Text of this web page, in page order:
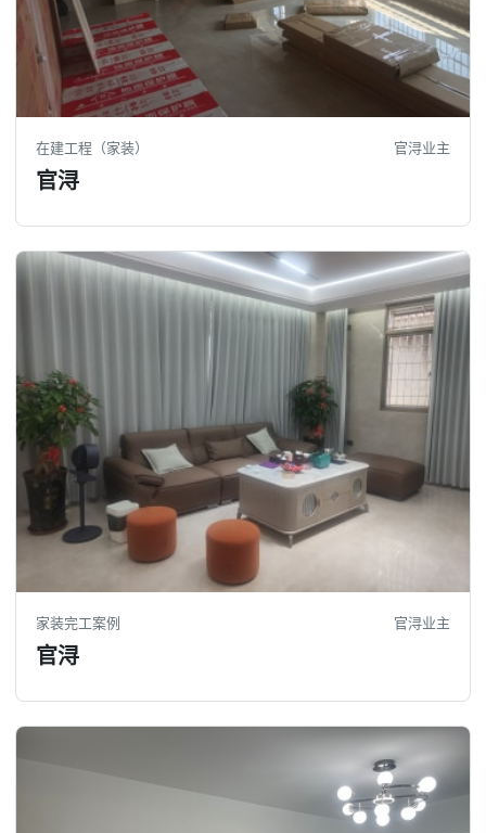
在建工程（家装） 官浔业主
官浔
家装完工案例 官浔业主
官浔